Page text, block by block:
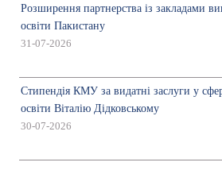
Розширення партнерства із закладами
освіти Пакистану
31-07-2026
Стипендія КМУ за видатні заслуги у
освіти Віталію Дідковському
30-07-2026